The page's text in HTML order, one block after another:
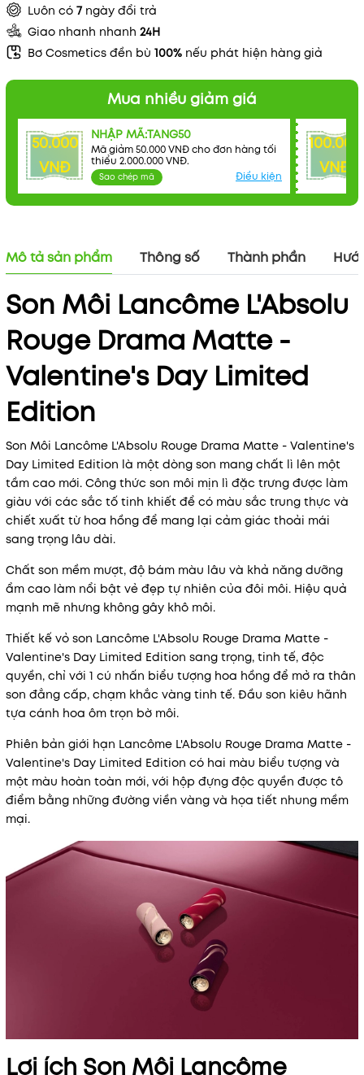
Luôn có 7 ngày đổi trả
Giao nhanh nhanh 24H
Bơ Cosmetics đền bù 100% nếu phát hiện hàng giả
Mua nhiều giảm giá
50.000
VNĐ
NHẬP MÃ:TANG50
Mã giảm 50.000 VNĐ cho đơn hàng tối
thiểu 2.000.000 VNĐ.
Sao chép mã Điều kiện
100.000
VNĐ
Mã khuyến mãi:
Mô tả sản phẩm Thông số Thành phần
Son Môi Lancôme L'Absolu
Rouge Drama Matte -
Valentine's Day Limited
Edition
Son Môi Lancôme L'Absolu Rouge Drama Matte - Valentine's
Day Limited Edition là một dòng son mang chất lì lên một
tầm cao mới. Công thức son môi mịn lì đặc trưng được làm
giàu với các sắc tố tinh khiết để có màu sắc trung thực và
chiết xuất từ hoa hồng để mang lại cảm giác thoải mái
sang trọng lâu dài.
Chất son mềm mượt, độ bám màu lâu và khả năng dưỡng
ẩm cao làm nổi bật vẻ đẹp tự nhiên của đôi môi. Hiệu quả
mạnh mẽ nhưng không gây khô môi.
Thiết kế vỏ son Lancôme L'Absolu Rouge Drama Matte -
Valentine's Day Limited Edition sang trọng, tinh tế, độc
quyền, chỉ với 1 cú nhấn biểu tượng hoa hồng để mở ra thân
son đẳng cấp, chạm khắc vàng tinh tế. Đầu son kiêu hãnh
tựa cánh hoa ôm trọn bờ môi.
Phiên bản giới hạn Lancôme L'Absolu Rouge Drama Matte -
Valentine's Day Limited Edition có hai màu biểu tượng và
một màu hoàn toàn mới, với hộp đựng độc quyền được tô
điểm bằng những đường viền vàng và họa tiết nhung mềm
mại.
Lợi ích Son Môi Lancôme